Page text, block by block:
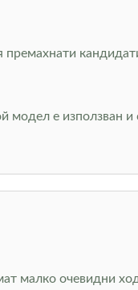
модел е
малко очевидни